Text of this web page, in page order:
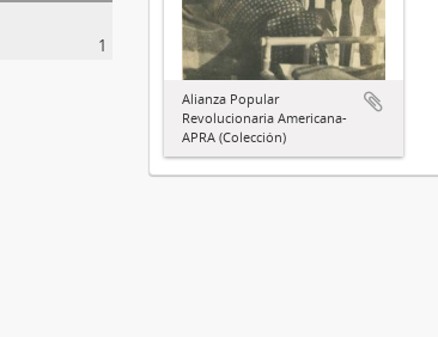
1
Alianza Popular
Revolucionaria Americana-
APRA (Colección)